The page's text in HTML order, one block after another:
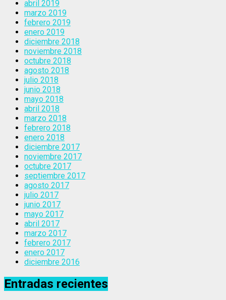
abril 2019
marzo 2019
febrero 2019
enero 2019
diciembre 2018
noviembre 2018
octubre 2018
agosto 2018
julio 2018
junio 2018
mayo 2018
abril 2018
marzo 2018
febrero 2018
enero 2018
diciembre 2017
noviembre 2017
octubre 2017
septiembre 2017
agosto 2017
julio 2017
junio 2017
mayo 2017
abril 2017
marzo 2017
febrero 2017
enero 2017
diciembre 2016
Entradas recientes